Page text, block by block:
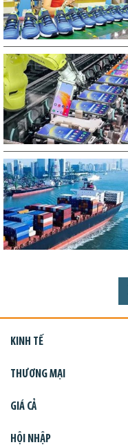
KINH TẾ
THƯƠNG MẠI
GIÁ CẢ
HỘI NHẬP